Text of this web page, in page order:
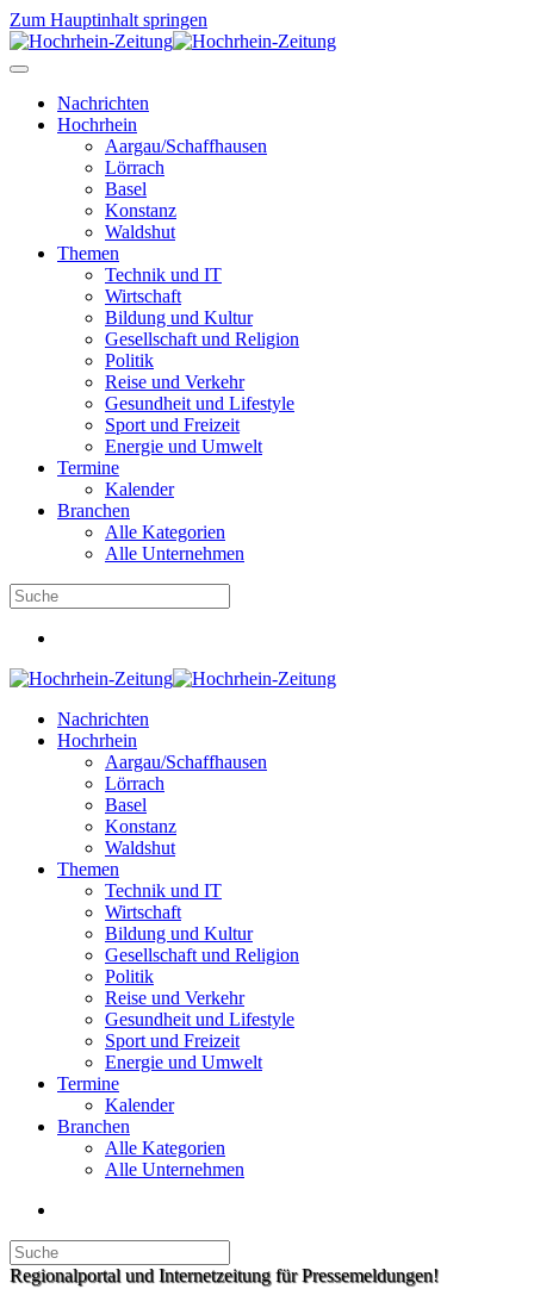
Zum Hauptinhalt springen
Nachrichten
Hochrhein
Aargau/Schaffhausen
Lörrach
Basel
Konstanz
Waldshut
Themen
Technik und IT
Wirtschaft
Bildung und Kultur
Gesellschaft und Religion
Politik
Reise und Verkehr
Gesundheit und Lifestyle
Sport und Freizeit
Energie und Umwelt
Termine
Kalender
Branchen
Alle Kategorien
Alle Unternehmen
Nachrichten
Hochrhein
Aargau/Schaffhausen
Lörrach
Basel
Konstanz
Waldshut
Themen
Technik und IT
Wirtschaft
Bildung und Kultur
Gesellschaft und Religion
Politik
Reise und Verkehr
Gesundheit und Lifestyle
Sport und Freizeit
Energie und Umwelt
Termine
Kalender
Branchen
Alle Kategorien
Alle Unternehmen
Regionalportal und Internetzeitung für Pressemeldungen!